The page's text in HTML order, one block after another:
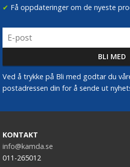
✔ Få oppdateringer om de nyeste
Ved å trykke på Bli med godtar du
postadressen din for å sende ut
KONTAKT
info@kamda.se
011-265012